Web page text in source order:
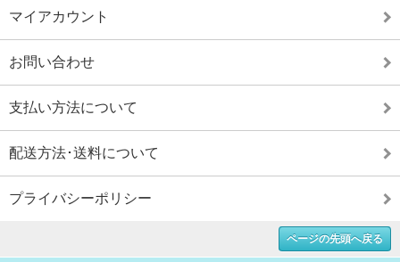
マイアカウント
お問い合わせ
支払い方法について
配送方法･送料について
プライバシーポリシー
ページの先頭へ戻る